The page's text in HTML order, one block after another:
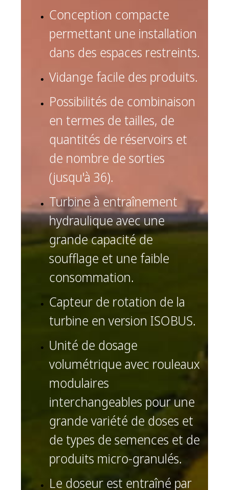
Conception compacte
permettant une installation
dans des espaces restreints.
Vidange facile des produits.
Possibilités de combinaison
en termes de tailles, de
quantités de réservoirs et
de nombre de sorties
(jusqu'à 36).
Turbine à entraînement
hydraulique avec une
grande capacité de
soufflage et une faible
consommation.
Capteur de rotation de la
turbine en version ISOBUS.
Unité de dosage
volumétrique avec rouleaux
modulaires
interchangeables pour une
grande variété de doses et
de types de semences et de
produits micro-granulés.
Le doseur est entraîné par